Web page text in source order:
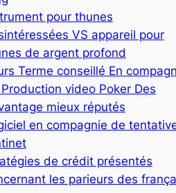
pour thunes
VS appareil pour
de argent profond
Terme conseillé En
video Poker Des
mieux réputés
en compagnie de
de crédit présentés
les parieurs des